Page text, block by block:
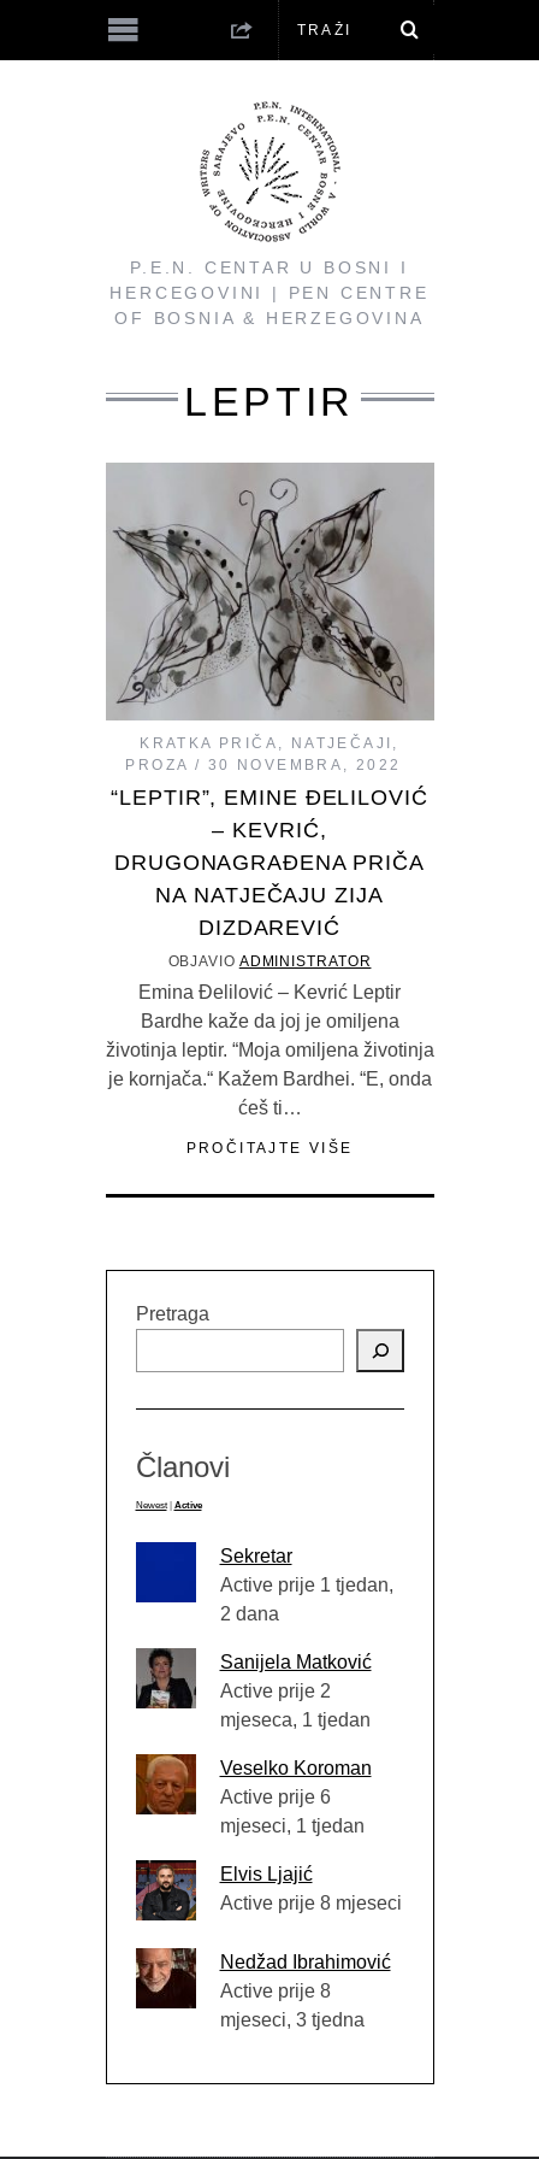
P.E.N. CENTAR U BOSNI I
HERCEGOVINI | PEN CENTRE
OF BOSNIA & HERZEGOVINA
LEPTIR
KRATKA PRIČA , NATJEČAJI ,
PROZA
30 NOVEMBRA, 2022
“LEPTIR”, EMINE ĐELILOVIĆ
– KEVRIĆ,
DRUGONAGRAĐENA PRIČA
NA NATJEČAJU ZIJA
DIZDAREVIĆ
OBJAVIO ADMINISTRATOR
Emina Đelilović – Kevrić Leptir
Bardhe kaže da joj je omiljena
životinja leptir. “Moja omiljena životinja
je kornjača.“ Kažem Bardhei. “E, onda
ćeš ti…
PROČITAJTE VIŠE
Pretraga
Članovi
Newest Active
Sekretar
Active prije 1 tjedan,
2 dana
Sanijela Matković
Active prije 2
mjeseca, 1 tjedan
Veselko Koroman
Active prije 6
mjeseci, 1 tjedan
Elvis Ljajić
Active prije 8 mjeseci
Nedžad Ibrahimović
Active prije 8
mjeseci, 3 tjedna